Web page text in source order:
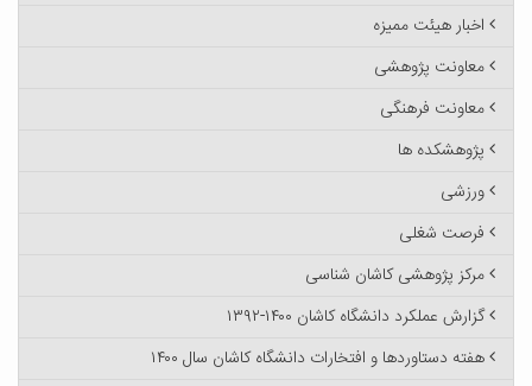
اخبار هیئت ممیزه
معاونت پژوهشی
معاونت فرهنگی
پژوهشکده ها
ورزشی
فرصت شغلی
مرکز پژوهشی کاشان شناسی
گزارش عملکرد دانشگاه کاشان ۱۴۰۰-۱۳۹۲
هفته دستاوردها و افتخارات دانشگاه کاشان سال ۱۴۰۰